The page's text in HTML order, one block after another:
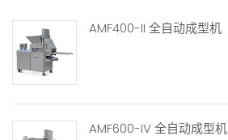
AMF400-II 全自动成型机
AMF600-IV 全自动成型机